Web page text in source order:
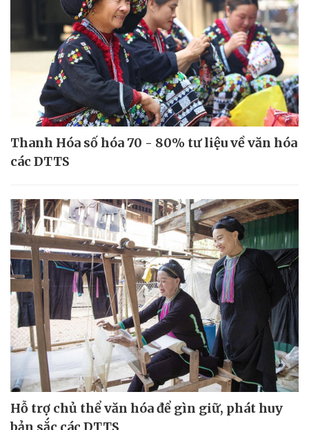
Thanh Hóa số hóa 70 - 80% tư liệu về văn hóa
các DTTS
Hỗ trợ chủ thể văn hóa để gìn giữ, phát huy
bản sắc các DTTS